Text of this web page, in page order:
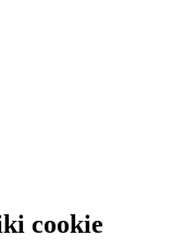
cookie